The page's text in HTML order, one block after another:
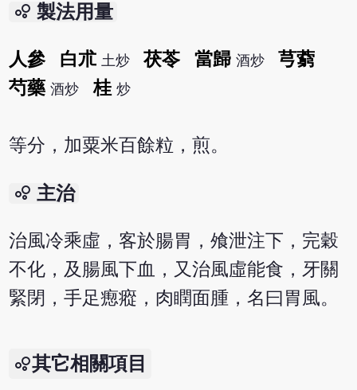
bubble_chart 製法用量
人參 白朮 土炒 茯苓 當歸 酒炒
芎藭
芍藥 酒炒 桂 炒
等分，加粟米百餘粒，煎。
bubble_chart 主治
治風冷乘虛，客於腸胃，飧泄注下，完穀
不化，及腸風下血，又治風虛能食，牙關
緊閉，手足瘛瘲，肉瞤面腫，名曰胃風。
其它相關項目